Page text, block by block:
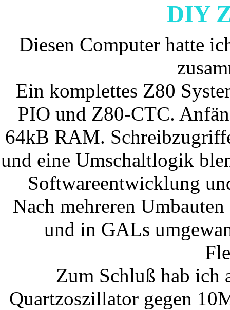
DIY
Diesen Computer hatte
Ein komplettes Z80
PIO und Z80-CTC.
64kB RAM.
und eine Umschaltlogik
Softwareentwicklung
Nach mehreren
und in GALs
Zum Schluß hab ich
Quartzoszillator gegen